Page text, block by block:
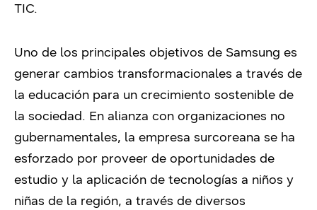
TIC.
Uno de los principales objetivos de Samsung es
generar cambios transformacionales a través de
la educación para un crecimiento sostenible de
la sociedad. En alianza con organizaciones no
gubernamentales, la empresa surcoreana se ha
esforzado por proveer de oportunidades de
estudio y la aplicación de tecnologías a niños y
niñas de la región, a través de diversos